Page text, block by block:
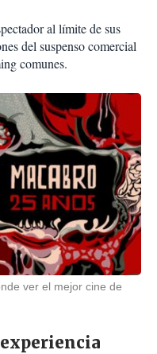
al límite de sus
del suspenso comercial
comunes.
ver el mejor cine de